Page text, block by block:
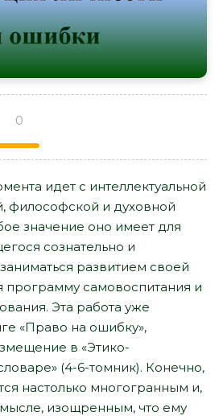
0
идет с интеллектуальной
философской и духовной
значение оно имеет для
сознательно и
развитием своей
программу самовоспитания и
Эта работа уже
«Право на ошибку»,
в «Этико-
(4-6-томник). Конечно,
настолько многогранным и,
изощренным, что ему